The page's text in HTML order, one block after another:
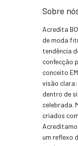
Sobre
Acredita
de moda
tendência
confecção
conceito
visão
dentro de
celebrada.
criados
um reflexo